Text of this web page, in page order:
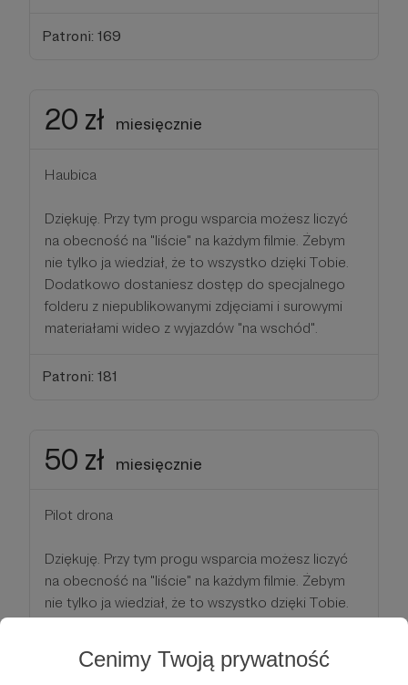
Cenimy Twoją prywatność
Patroni: 169
20 zł miesięcznie
Haubica
Dziękuję. Przy tym progu wsparcia możesz liczyć
na obecność na "liście" na każdym filmie. Żebym
nie tylko ja wiedział, że to wszystko dzięki Tobie.
Dodatkowo dostaniesz dostęp do specjalnego
folderu z niepublikowanymi zdjęciami i surowymi
materiałami wideo z wyjazdów "na wschód".
Patroni: 181
50 zł miesięcznie
Pilot drona
Dziękuję. Przy tym progu wsparcia możesz liczyć
na obecność na "liście" na każdym filmie. Żebym
nie tylko ja wiedział, że to wszystko dzięki Tobie.
folderu z niepublikowanymi zdjęciami i surowymi
materiałami wideo z wyjazdów "na wschód".